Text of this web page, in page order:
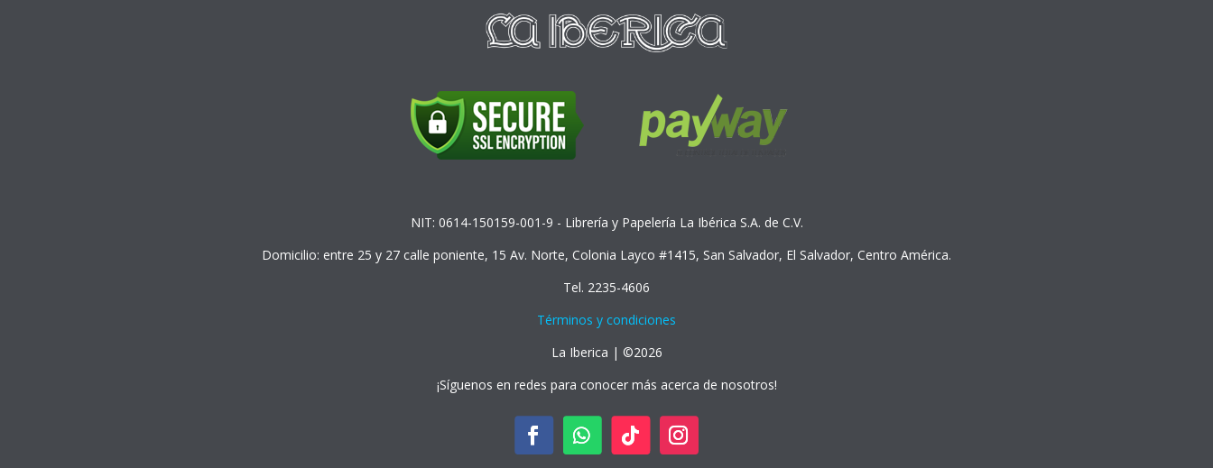
NIT: 0614-150159-001-9 - Librería y Papelería La Ibérica S.A. de C.V.
Domicilio: entre 25 y 27 calle poniente, 15 Av. Norte, Colonia Layco #1415, San Salvador, El Salvador, Centro América.
Tel. 2235-4606
Términos y condiciones
La Iberica | ©2026
¡Síguenos en redes para conocer más acerca de nosotros!